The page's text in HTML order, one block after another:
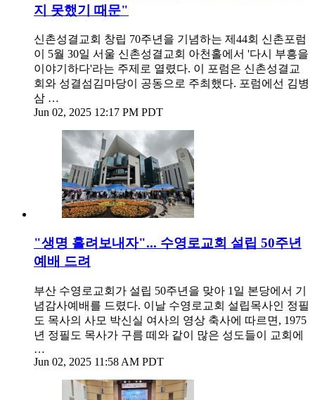
지 못했기 때문"
신촌성결교회 창립 70주년을 기념하는 제44회 신촌포럼
이 5월 30일 서울 신촌성결교회 아천홀에서 '다시 부흥을
이야기하다'라는 주제로 열렸다. 이 포럼은 신촌성결교
회와 성결섬김마당이 공동으로 주최했다. 포럼에선 김병
삼 …
Jun 02, 2025 12:17 PM PDT
"생명 흘려보내자"... 수영로교회 설립 50주년
예배 드려
부산 수영로교회가 설립 50주년을 맞아 1일 본당에서 기
념감사예배를 드렸다. 이날 수영로교회 설립목사인 정필
도 목사의 사모 박신실 여사의 영상 축사에 따르면, 1975
년 정필도 목사가 구름 떼와 같이 많은 성도들이 교회에
…
Jun 02, 2025 11:58 AM PDT